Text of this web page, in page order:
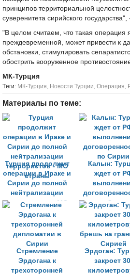
принципов территориальной
суверенитета сирийского
"В целом считаем, что такая операция
преждевременной, может привести к
обстановки, стимулировать
обострить вооруженное
МК-Турция
Tеги: МК-Турция, Новости Турции, Операция,
Материалы по теме:
Турция продолжит
операции в Ираке и
Сирии до полной
нейтрализации
террористов - МО
страны
Калын:
ждет от
по Сирии
Стремление
Эрдогана к
трехсторонней
Эрдоган:
закроет